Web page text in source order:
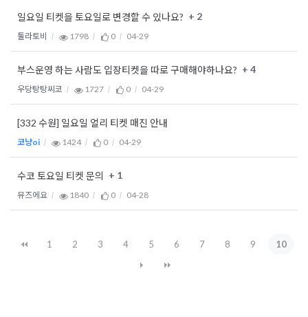
일요일 티켓을 토요일로 변경할 수 있나요? + 2
툴라토비 1798 0 04-29
부스운영 하는 사람도 입장티켓을 따로 구매해야하나요? + 4
우당탕탕씨코 1727 0 04-29
[332 수원] 일요일 얼리 티켓 매진 안내
코냥oi 1424 0 04-29
수코 토요일 티켓 문의 + 1
뮤즈에요 1840 0 04-28
1 2 3 4 5 6 7 8 9 10